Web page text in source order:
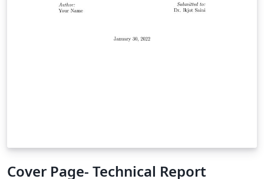
Cover Page- Technical Report